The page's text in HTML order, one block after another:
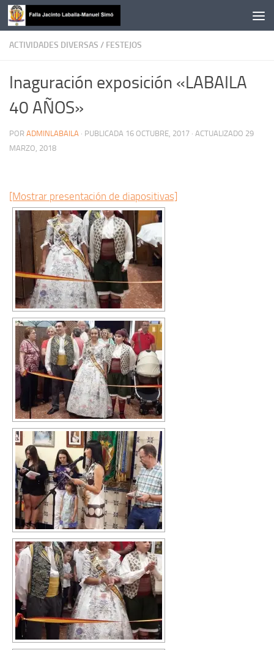
Saltar al contenido
ACTIVIDADES DIVERSAS / FESTEJOS
Inaguración exposición «LABAILA
40 AÑOS»
POR ADMINLABAILA · PUBLICADA 16 OCTUBRE, 2017 · ACTUALIZADO 29
MARZO, 2018
[Mostrar presentación de diapositivas]